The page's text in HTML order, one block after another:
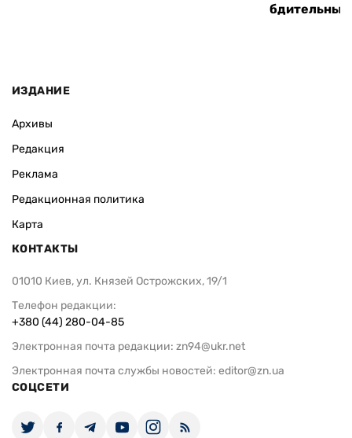
ИЗДАНИЕ
Архивы
Редакция
Реклама
Редакционная политика
Карта
КОНТАКТЫ
01010 Киев, ул. Князей Острожских, 19/1
Телефон редакции:
+380 (44) 280-04-85
Электронная почта редакции: zn94@ukr.net
Электронная почта службы новостей: editor@zn.ua
СОЦСЕТИ